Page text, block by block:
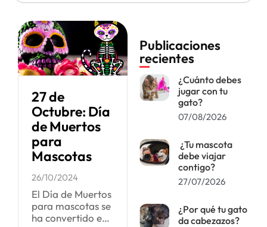
27 de
Octubre: Día
de Muertos
para
Mascotas
26/10/2024
El Día de Muertos
para mascotas se
ha convertido en
Publicaciones
recientes
¿Cuánto debes
jugar con tu
gato?
07/08/2026
¿Tu mascota
debe viajar
contigo?
27/07/2026
¿Por qué tu gato
da cabezazos?